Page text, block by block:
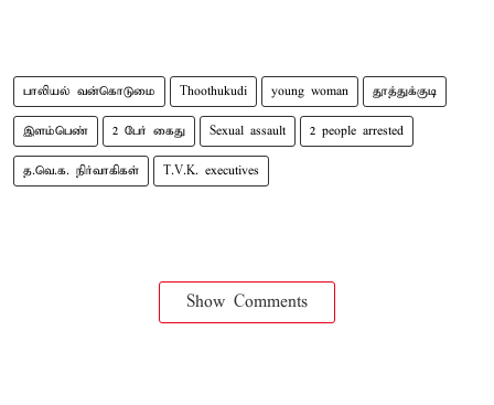
பாலியல் வன்கொடுமை Thoothukudi young woman தூத்துக்குடி
இளம்பெண் 2 பேர் கைது Sexual assault 2 people arrested
த.வெ.க. நிர்வாகிகள் T.V.K. executives
Show Comments